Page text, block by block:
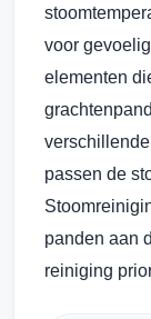
voor
elementen
passen de
panden aan
reiniging